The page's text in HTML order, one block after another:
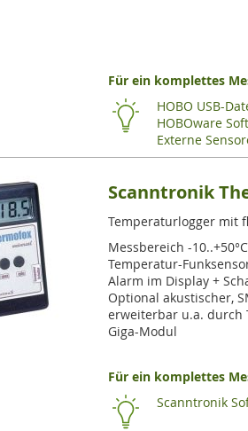
Für ein komplettes
HOBO USB-
HOBOware
Externe
Scanntronik
Temperaturlogger mit
Messbereich -
Temperatur-
Alarm im Display +
Optional akustischer,
erweiterbar u.a.
Giga-Modul
Für ein komplettes
Scanntronik